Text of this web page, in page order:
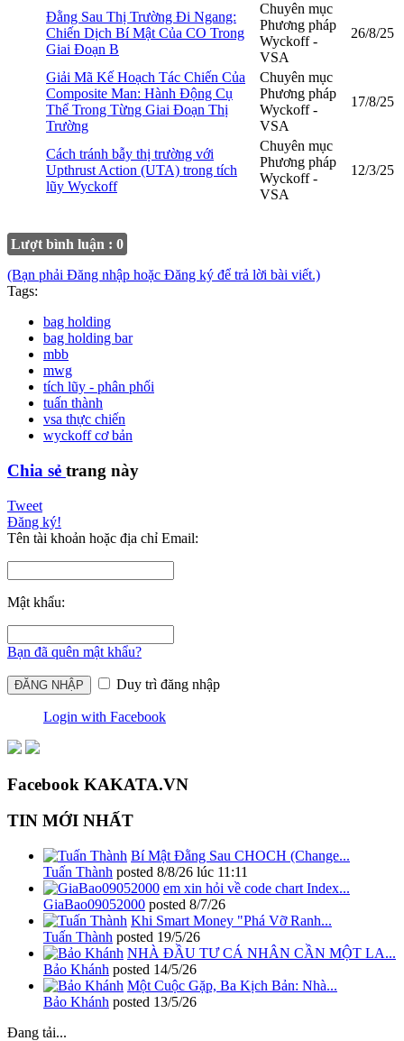
Đằng Sau Thị Trường Đi Ngang:
Chiến Dịch Bí Mật Của CO Trong
Giai Đoạn B
Chuyên mục
Phương pháp
Wyckoff -
VSA
26/8/25
Giải Mã Kế Hoạch Tác Chiến Của
Composite Man: Hành Động Cụ
Thể Trong Từng Giai Đoạn Thị
Trường
Chuyên mục
Phương pháp
Wyckoff -
VSA
17/8/25
Cách tránh bẫy thị trường với
Upthrust Action (UTA) trong tích
lũy Wyckoff
Chuyên mục
Phương pháp
Wyckoff -
VSA
12/3/25
Lượt bình luận : 0
(Bạn phải Đăng nhập hoặc Đăng ký để trả lời bài viết.)
Tags:
bag holding
bag holding bar
mbb
mwg
tích lũy - phân phối
tuấn thành
vsa thực chiến
wyckoff cơ bản
Chia sẻ trang này
Tweet
Đăng ký!
Tên tài khoản hoặc địa chỉ Email:
Mật khẩu:
Bạn đã quên mật khẩu?
Duy trì đăng nhập
Login with Facebook
Facebook KAKATA.VN
TIN MỚI NHẤT
Bí Mật Đằng Sau CHOCH (Change...
Tuấn Thành posted 8/8/26 lúc 11:11
em xin hỏi về code chart Index...
GiaBao09052000 posted 8/7/26
Khi Smart Money "Phá Vỡ Ranh...
Tuấn Thành posted 19/5/26
NHÀ ĐẦU TƯ CÁ NHÂN CẦN MỘT LA...
Bảo Khánh posted 14/5/26
Một Cuộc Gặp, Ba Kịch Bản: Nhà...
Bảo Khánh posted 13/5/26
Đang tải...